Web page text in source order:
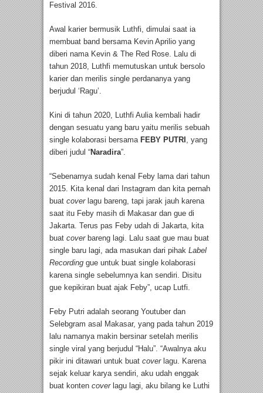
Festival 2016.
Awal karier bermusik Luthfi, dimulai saat ia
membuat band bersama Kevin Aprilio yang
diberi nama Kevin & The Red Rose. Lalu di
tahun 2018, Luthfi memutuskan untuk bersolo
karier dan merilis single perdananya yang
berjudul ‘Ragu’.
Kini di tahun 2020, Luthfi Aulia kembali hadir
dengan sesuatu yang baru yaitu merilis sebuah
single kolaborasi bersama FEBY PUTRI , yang
diberi judul “Naradira”.
“Sebenarnya sudah kenal Feby lama dari tahun
2015. Kita kenal dari Instagram dan kita pernah
buat coverlagu bareng, tapi jarak jauh karena
saat itu Feby masih di Makasar dan gue di
Jakarta. Terus pas Feby udah di Jakarta, kita
buat coverbareng lagi. Lalu saat gue mau buat
single baru lagi, ada masukan dari pihak Label
Recording gue untuk buat single kolaborasi
karena single sebelumnya kan sendiri. Disitu
gue kepikiran buat ajak Feby”, ucap Lutfi.
Feby Putri adalah seorang Youtuber dan
Selebgram asal Makasar, yang pada tahun 2019
lalu namanya makin bersinar setelah merilis
single viral yang berjudul “Halu”. “Awalnya aku
pikir ini ditawari untuk buat coverlagu. Karena
sejak keluar karya sendiri, aku udah enggak
buat konten coverlagu lagi, aku bilang ke Luthi